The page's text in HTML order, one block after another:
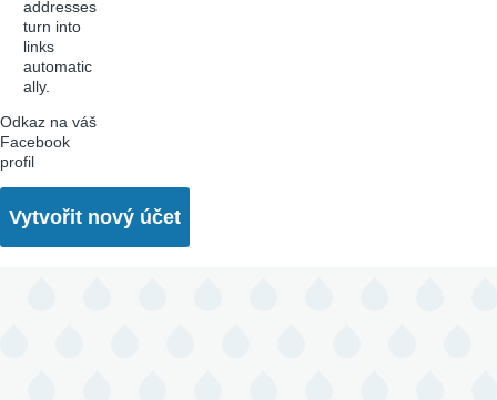
addresses
turn into
links
automatic
ally.
Odkaz na váš
Facebook
profil